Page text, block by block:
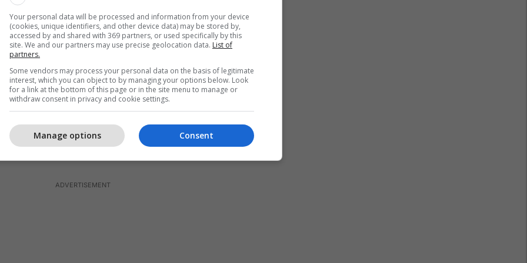
provon marrëveshjen e Arbërisë me Raguzën! Burimi: Arkivi Shtetëror i
Your personal data will be processed and information from your device
(cookies, unique identifiers, and other device data) may be stored by,
accessed by and shared with 369 partners, or used specifically by this
site. We and our partners may use precise geolocation data. List of
partners.
Some vendors may process your personal data on the basis of legitimate
interest, which you can object to by managing your options below. Look
for a link at the bottom of this page or in the site menu to manage or
withdraw consent in privacy and cookie settings.
Consent
Manage options